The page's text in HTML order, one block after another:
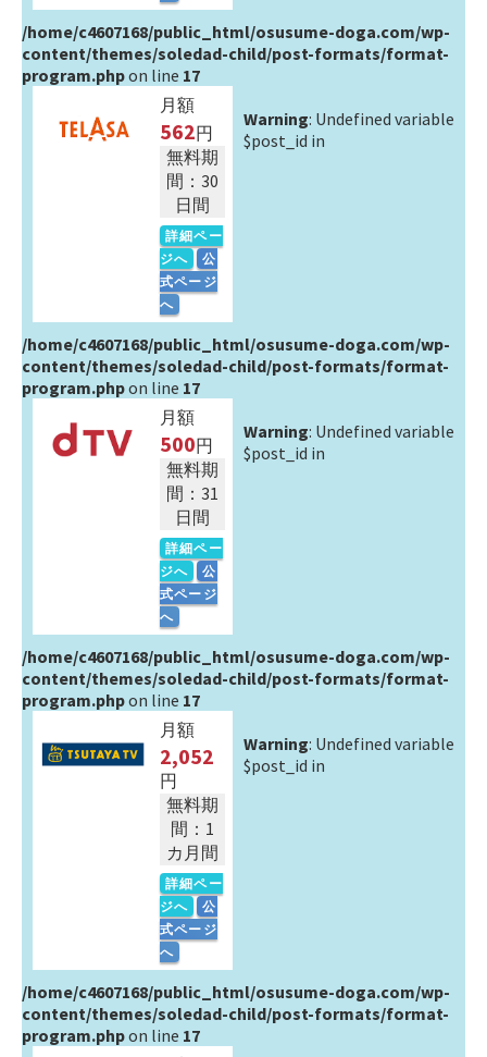
/home/c4607168/public_html/osusume-doga.com/wp-
content/themes/soledad-child/post-formats/format-
program.phpon line 17
月額
562円
無料期
間：30
日間
詳細ペー
ジへ
公
式ページ
へ
Warning: Undefined variable
$post_id in
/home/c4607168/public_html/osusume-doga.com/wp-
content/themes/soledad-child/post-formats/format-
program.phpon line 17
月額
500円
無料期
間：31
日間
詳細ペー
ジへ
公
式ページ
へ
Warning: Undefined variable
$post_id in
/home/c4607168/public_html/osusume-doga.com/wp-
content/themes/soledad-child/post-formats/format-
program.phpon line 17
月額
2,052
円
無料期
間：1
カ月間
詳細ペー
ジへ
公
式ページ
へ
Warning: Undefined variable
$post_id in
/home/c4607168/public_html/osusume-doga.com/wp-
content/themes/soledad-child/post-formats/format-
program.phpon line 17